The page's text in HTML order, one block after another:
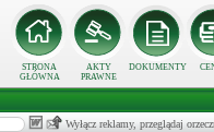
STRONA
GŁÓWNA
AKTY
PRAWNE
DOKUMENTY
Wyłącz reklamy, przeglądaj